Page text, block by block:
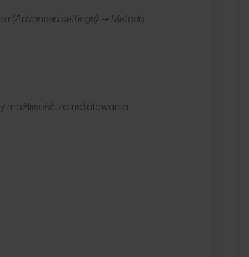
(Advanced settings) ➙ Metoda
możliwość zainstalowania